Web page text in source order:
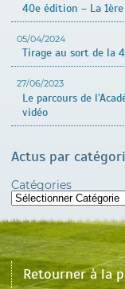
40e édition – La
05/04/2024
Tirage au sort de la
27/06/2023
Le parcours de
vidéo
Actus par
Catégories
Retourner à la